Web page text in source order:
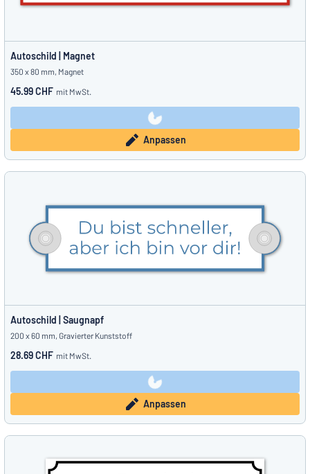
Autoschild | Magnet
350 x 80 mm, Magnet
45.99 CHF mit MwSt.
Anpassen
Autoschild | Saugnapf
200 x 60 mm, Gravierter Kunststoff
28.69 CHF mit MwSt.
Anpassen